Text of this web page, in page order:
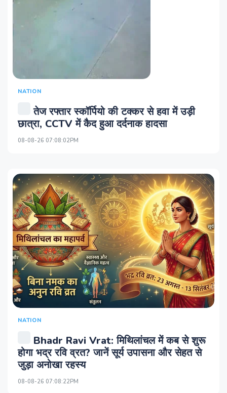
NATION
तेज रफ्तार स्कॉर्पियो की टक्कर से हवा में उड़ी
छात्रा, CCTV में कैद हुआ दर्दनाक हादसा
08-08-26 07:08:02PM
NATION
Bhadr Ravi Vrat: मिथिलांचल में कब से शुरू
होगा भद्र रवि व्रत? जानें सूर्य उपासना और सेहत से
जुड़ा अनोखा रहस्य
08-08-26 07:08:22PM